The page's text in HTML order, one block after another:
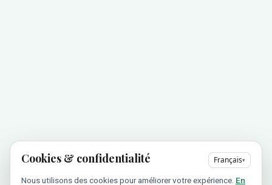
Cookies & confidentialité Français▾
Nous utilisons des cookies pour améliorer votre expérience. En